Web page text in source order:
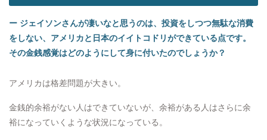
ー ジェイソンさんが凄いなと思うのは、投資をしつつ無駄な消費
をしない、アメリカと日本のイイトコドリができている点です。
その金銭感覚はどのようにして身に付いたのでしょうか？
アメリカは格差問題が大きい。
金銭的余裕がない人はできていないが、余裕がある人はさらに余
裕になっていくような状況になっている。